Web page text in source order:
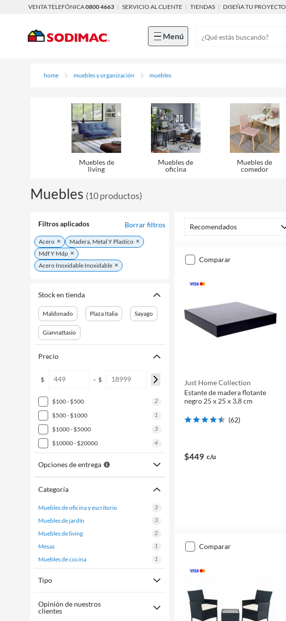
VENTA TELEFÓNICA0800 4663 | SERVICIO AL CLIENTE | TIENDAS | DISEÑA TU PROYECTO
Menú
home muebles y organización muebles
Muebles de
living
Muebles de
oficina
Muebles de
comedor
Muebles (10productos)
Filtros aplicados Borrar filtros
Acero
Madera, Metal Y Plastico
Mdf Y Mdp
Acero Inoxidable Inoxidable
Stock en tienda
Maldonado Plaza Italia Sayago
Giannattasio
Precio
$ - $
$100 - $500
2
$500 - $1000
1
$1000 - $5000
3
$10000 - $20000
4
Opciones de entrega
Categoría
muebles de oficina y escritorio
3
muebles de jardín
3
muebles de living
2
mesas
1
muebles de cocina
1
Tipo
Opinión de nuestros
clientes
Recomendados
comparar
Just Home Collection
Estante de madera flotante
negro 25 x 25 x 3,8 cm
(62)
$449 c/u
comparar